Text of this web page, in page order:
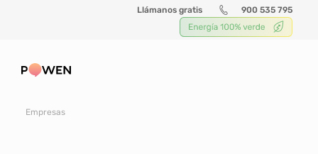
Llámanos gratis 900 535 795
Empresas